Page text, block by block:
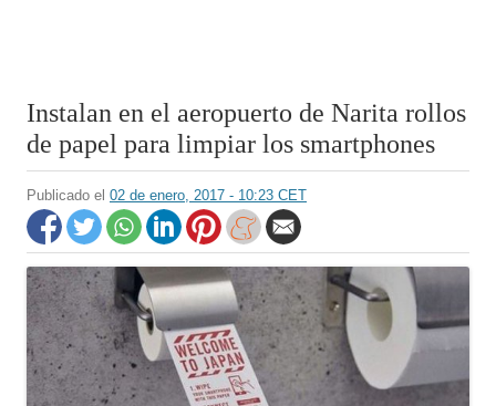
Instalan en el aeropuerto de Narita rollos
de papel para limpiar los smartphones
Publicado el 02 de enero, 2017 - 10:23 CET